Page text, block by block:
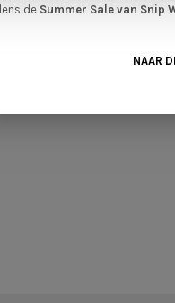
de Summer Sale van Snip
NAAR